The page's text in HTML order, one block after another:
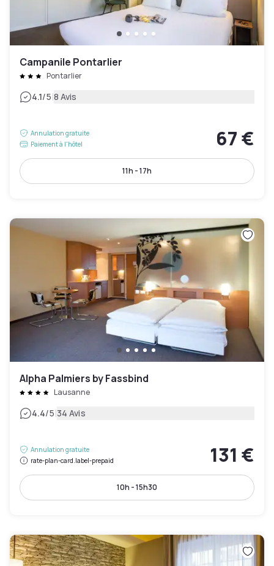
Campanile Pontarlier
Pontarlier
4.1/5|8 Avis
Annulation gratuite
Paiement à l'hôtel
67 €
11h - 17h
Alpha Palmiers by Fassbind
Lausanne
4.4/5|34 Avis
Annulation gratuite
rate-plan-card.label-prepaid
131 €
10h - 15h30